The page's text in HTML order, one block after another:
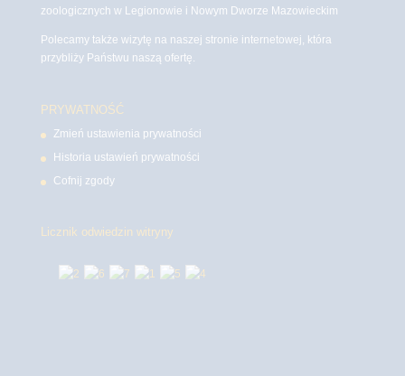
zoologicznych w Legionowie i Nowym Dworze Mazowieckim
Polecamy także wizytę na naszej stronie internetowej, która
przybliży Państwu naszą ofertę.
PRYWATNOŚĆ
Zmień ustawienia prywatności
Historia ustawień prywatności
Cofnij zgody
Licznik odwiedzin witryny